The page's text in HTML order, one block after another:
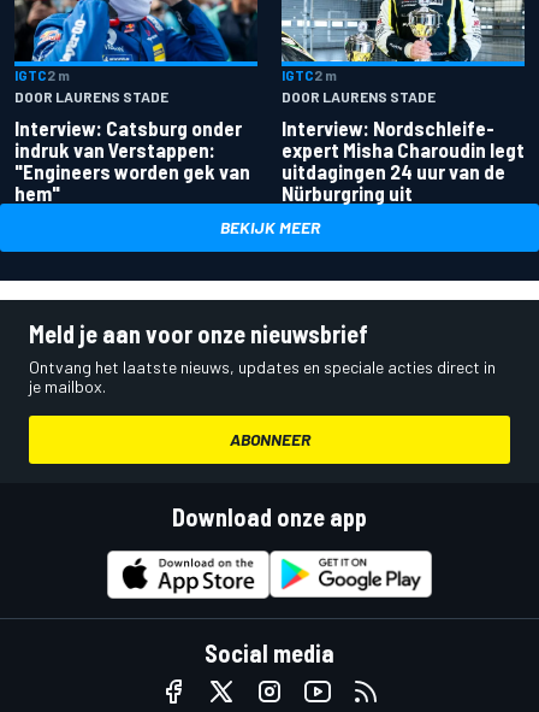
IGTC2 m
DOOR LAURENS STADE
Interview: Catsburg onder
indruk van Verstappen:
"Engineers worden gek van
hem"
IGTC2 m
DOOR LAURENS STADE
Interview: Nordschleife-
expert Misha Charoudin legt
uitdagingen 24 uur van de
Nürburgring uit
BEKIJK MEER
Meld je aan voor onze nieuwsbrief
Ontvang het laatste nieuws, updates en speciale acties direct in
je mailbox.
ABONNEER
Download onze app
Social media